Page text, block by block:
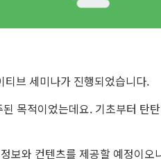
브 세미나가 진행되었습니다.
목적이었는데요. 기초부터 탄
보와 컨텐츠를 제공할 예정이오